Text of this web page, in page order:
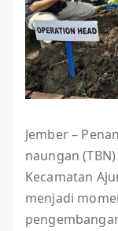
Jember –
naungan
Kecamatan
menjadi